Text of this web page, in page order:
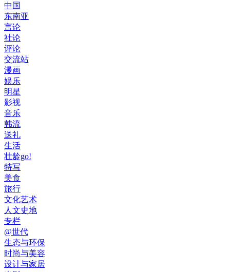
中国
东南亚
言论
社论
评论
交流站
漫画
娱乐
明星
影视
音乐
韩流
送礼
生活
壮龄go!
特写
美食
旅行
文化艺术
人文史地
专栏
@世代
生态与环保
时尚与美容
设计与家居